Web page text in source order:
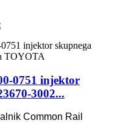
0751 injektor
3002...
Common Rail